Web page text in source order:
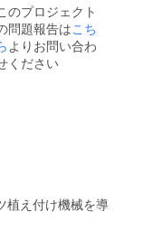
のプロジェクト
問題報告はこち
よりお問い合わ
ください
植え付け機械を導